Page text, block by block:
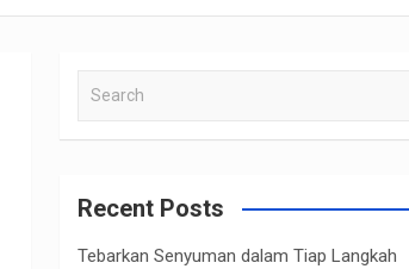
a
c
Recent Posts
Tebarkan Senyuman dalam Tiap Langkah